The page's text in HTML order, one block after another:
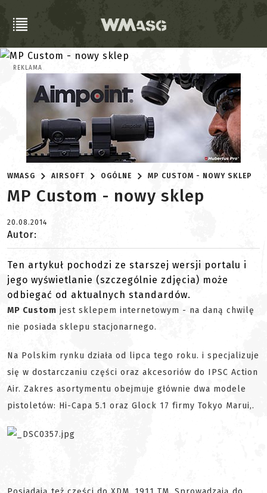
REKLAMA
WMASG AIRSOFT OGÓLNE MP CUSTOM - NOWY SKLEP
MP Custom - nowy sklep
20.08.2014
Autor:
Ten artykuł pochodzi ze starszej wersji portalu i
jego wyświetlanie (szczególnie zdjęcia) może
odbiegać od aktualnych standardów.
MP Custom jest sklepem internetowym - na daną chwilę
nie posiada sklepu stacjonarnego.
Na Polskim rynku działa od lipca tego roku. i specjalizuje
się w dostarczaniu części oraz akcesoriów do IPSC Action
Air. Zakres asortymentu obejmuje głównie dwa modele
pistoletów: Hi-Capa 5.1 oraz Glock 17 firmy Tokyo Marui,.